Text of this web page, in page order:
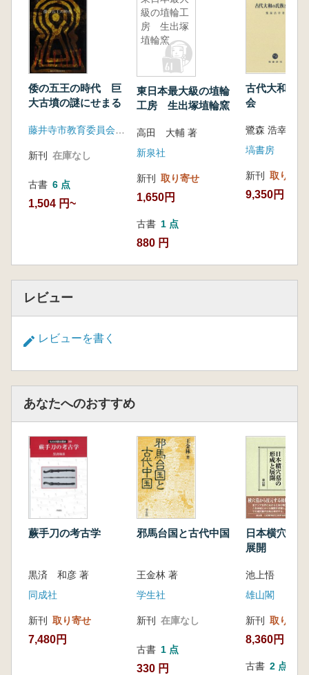
倭の五王の時代 巨
大古墳の謎にせまる
藤井寺市教育委員会事務局
新刊 在庫なし
古書 6 点
1,504 円~
級の埴輪工
房 生出塚
埴輪窯
東日本最大級の埴輪
工房 生出塚埴輪窯
高田 大輔 著
新泉社
新刊 取り寄せ
1,650円
古書 1 点
880 円
古代大和の
会
鷺森 浩幸 著
塙書房
新刊 取り寄せ
9,350円
レビュー
レビューを書く
あなたへのおすすめ
蕨手刀の考古学
黒済 和彦 著
同成社
新刊 取り寄せ
7,480円
邪馬台国と古代中国
王金林 著
学生社
新刊 在庫なし
古書 1 点
330 円
日本横穴墓
展開
池上悟
雄山閣
新刊 取り寄せ
8,360円
古書 2 点